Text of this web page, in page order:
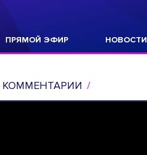
ПРЯМОЙ ЭФИР НОВОСТИ
КОММЕНТАРИИ